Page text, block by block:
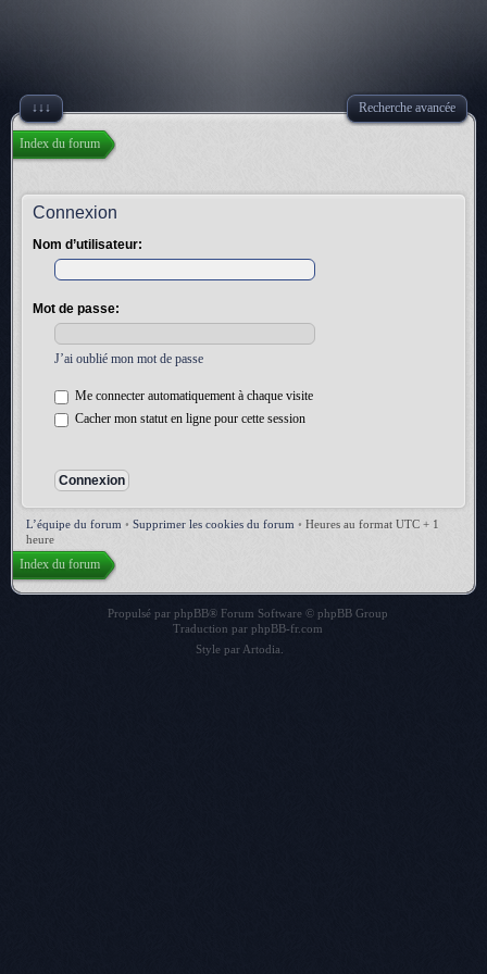
↓↓↓ Recherche avancée
Index du forum
Connexion
Nom d’utilisateur:
Mot de passe:
J’ai oublié mon mot de passe
Me connecter automatiquement à chaque visite
Cacher mon statut en ligne pour cette session
L’équipe du forum • Supprimer les cookies du forum • Heures au format UTC + 1
heure
Index du forum
Propulsé par phpBB® Forum Software © phpBB Group
Traduction par phpBB-fr.com
Style par Artodia